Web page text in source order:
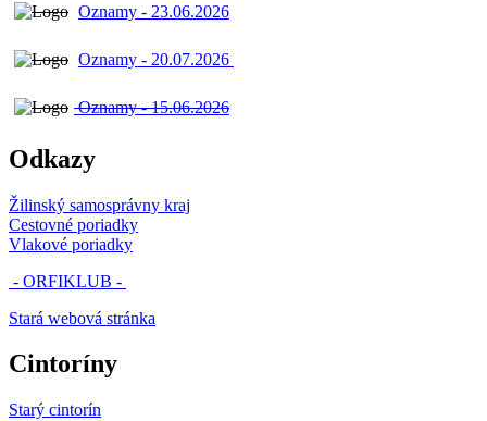
Oznamy - 23.06.2026
Oznamy - 20.07.2026
Oznamy - 15.06.2026
Odkazy
Žilinský samosprávny kraj
Cestovné poriadky
Vlakové poriadky
- ORFIKLUB -
Stará webová stránka
Cintoríny
Starý cintorín